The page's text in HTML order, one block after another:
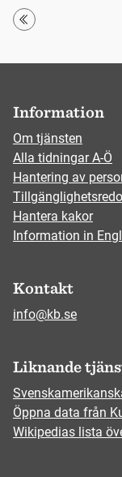
Första
Information
Om tjänsten
Alla tidningar A-Ö
Hantering av
Hantera kakor
Information in
Kontakt
info@kb.se
Liknande
Öppna data från
Wikipedias lista